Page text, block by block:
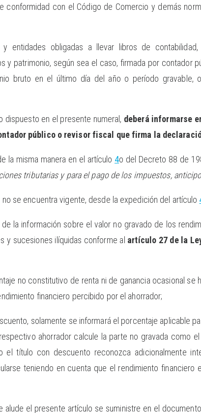
conformidad con el Código de Comercio y demás
y entidades obligadas a llevar libros de
y patrimonio, según sea el caso, firmada por contador
bruto en el último día del año o período gravable,
dispuesto en el presente numeral, deberá informarse
público o revisor fiscal que firma la
la misma manera en el artículo 4o del Decreto 88 de
tributarias y para el pago de los impuestos,
se encuentra vigente, desde la expedición del artículo
la información sobre el valor no gravado de los
y sucesiones ilíquidas conforme al artículo 27 de la
no constitutivo de renta ni de ganancia ocasional se
financiero percibido por el ahorrador;
solamente se informará el porcentaje aplicable
ahorrador calcule la parte no gravada como
el título con descuento reconozca adicionalmente
teniendo en cuenta que el rendimiento
alude el presente artículo se suministre en el